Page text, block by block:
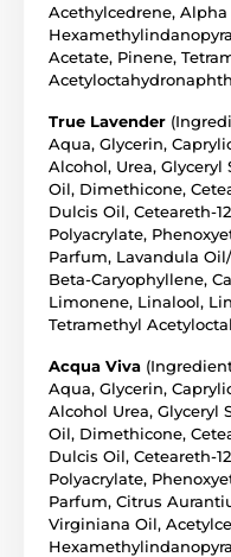
Znovu prožíváte
prozkoumáváním
vůní citrusů a bylin
tóny citronu a
Charakteristika vůně:
Hlava: citrón, pepř
Srdce: eukalyptus,
Základ: cedrové
Vůně TRUE
fialových
relaxační vůně
harmonii. Skutečná
Charakteristika vůně:
Hlava : eukalyptus,
Srdce: levandule,
Acethylcedrene,
Acetate, Pinene,
True Lavender
Aqua, Glycerin,
Alcohol, Urea, Glyceryl
Oil, Dimethicone,
Dulcis Oil, Ceteareth-
Polyacrylate,
Parfum, Lavandula
Beta-Caryophyllene,
Limonene, Linalool,
Tetramethyl
Acqua Viva
Aqua, Glycerin,
Alcohol Urea, Glyceryl
Oil, Dimethicone,
Dulcis Oil, Ceteareth-
Polyacrylate,
Parfum, Citrus
Virginiana Oil,